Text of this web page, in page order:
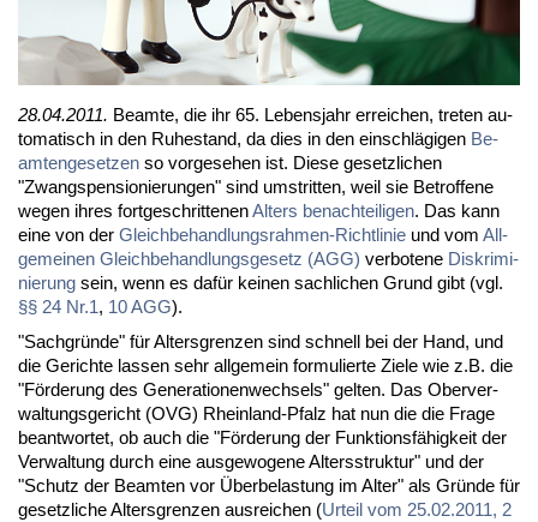
28.04.2011. Be­am­te, die ihr 65. Le­bens­jahr er­rei­chen, tre­ten au­
to­ma­tisch in den Ru­he­stand, da dies in den ein­schlä­gi­gen Be­
am­ten­ge­set­zen so vor­ge­se­hen ist. Die­se ge­setz­li­chen
"Zwangs­pen­sio­nie­run­gen" sind um­strit­ten, weil sie Be­trof­fe­ne
we­gen ih­res fort­ge­schrit­te­nenAl­ters be­nach­tei­li­gen. Das kann
ei­ne von der Gleich­be­hand­lungs­rah­men-Richt­li­nie und vom All­
ge­mei­nen Gleich­be­hand­lungs­ge­setz (AGG) ver­bo­te­ne Dis­kri­mi­
nie­rung sein, wenn es da­für kei­nen sach­li­chen Grund gibt (vgl.
§§ 24 Nr.1, 10 AGG).
"Sach­grün­de" für Al­ters­gren­zen sind schnell bei der Hand, und
die Ge­rich­te las­sen sehr all­ge­mein for­mu­lier­te Zie­le wie z.B. die
"För­de­rung des Ge­ne­ra­tio­nen­wech­sels" gel­ten. Das Ober­ver­
wal­tungs­ge­richt (OVG) Rhein­land-Pfalz hat nun die die Fra­ge
be­ant­wor­tet, ob auch die "För­de­rung der Funk­ti­ons­fä­hig­keit der
Ver­wal­tung durch ei­ne aus­ge­wo­ge­ne Al­ters­struk­tur" und der
"Schutz der Be­am­ten vor Über­be­las­tung im Al­ter" als Grün­de für
ge­setz­li­che Al­ters­gren­zen aus­rei­chen (Ur­teil vom 25.02.2011, 2